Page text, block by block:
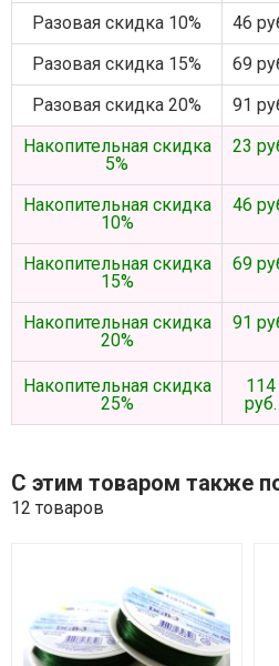
Разовая скидка 10%
46
Разовая скидка 15%
69
Разовая скидка 20%
91
Накопительная скидка
5%
23
Накопительная скидка
10%
46
Накопительная скидка
15%
69
Накопительная скидка
20%
91
Накопительная скидка
25%
114
руб.
С этим товаром также
12 товаров